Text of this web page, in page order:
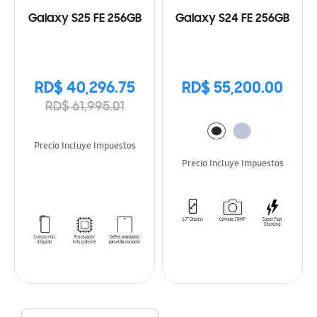
Galaxy S25 FE 256GB
RD$ 40,296.75
RD$ 61,995.01
Precio Incluye Impuestos
Galaxy S24 FE 256GB
RD$ 55,200.00
Precio Incluye Impuestos